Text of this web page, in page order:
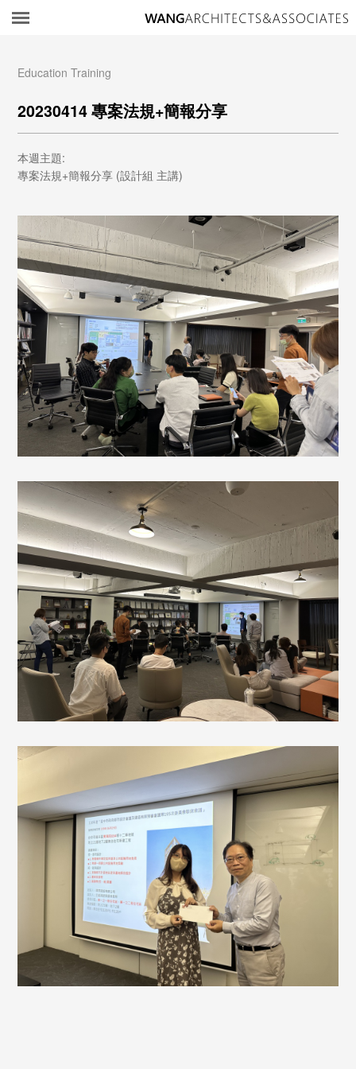
Education Training
20230414 專案法規+簡報分享
本週主題:
專案法規+簡報分享 (設計組 主講)